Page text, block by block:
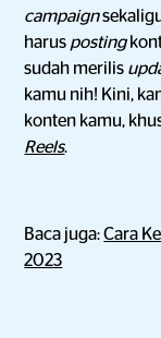
campaign
harus posting
sudah merilis
kamu nih! Kini,
konten kamu,
Reels.
Baca juga:Cara
2023